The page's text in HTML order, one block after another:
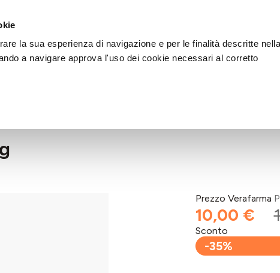
la sua esperienza di navigazione e per le finalità descritte nella
a navigare approva l'uso dei cookie necessari al corretto
Prezzo Verafarma
10,00 €
Sconto
-35%